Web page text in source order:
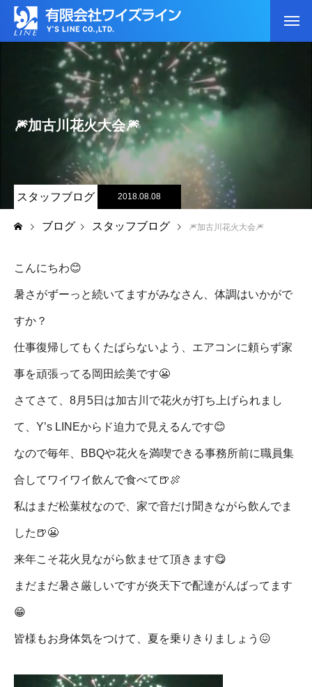
🎆加古川花火大会🎆
スタッフブログ 2018.08.08
ブログ スタッフブログ 🎆加古川花火大会🎆
こんにちわ😊
暑さがずーっと続いてますがみなさん、体調はいかがで
すか？
仕事復帰してもくたばらないよう、エアコンに頼らず家
事を頑張ってる岡田絵美です😬
さてさて、8月5日は加古川で花火が打ち上げられまし
て、Y’s LINEからド迫力で見えるんです😊
なので毎年、BBQや花火を満喫できる事務所前に職員集
合してワイワイ飲んで食べて🍺🍖
私はまだ松葉杖なので、家で音だけ聞きながら飲んでま
した🍺😬
来年こそ花火見ながら飲ませて頂きます😋
まだまだ暑さ厳しいですが炎天下で配達がんばってます
😁
皆様もお身体気をつけて、夏を乗りきりましょう😖